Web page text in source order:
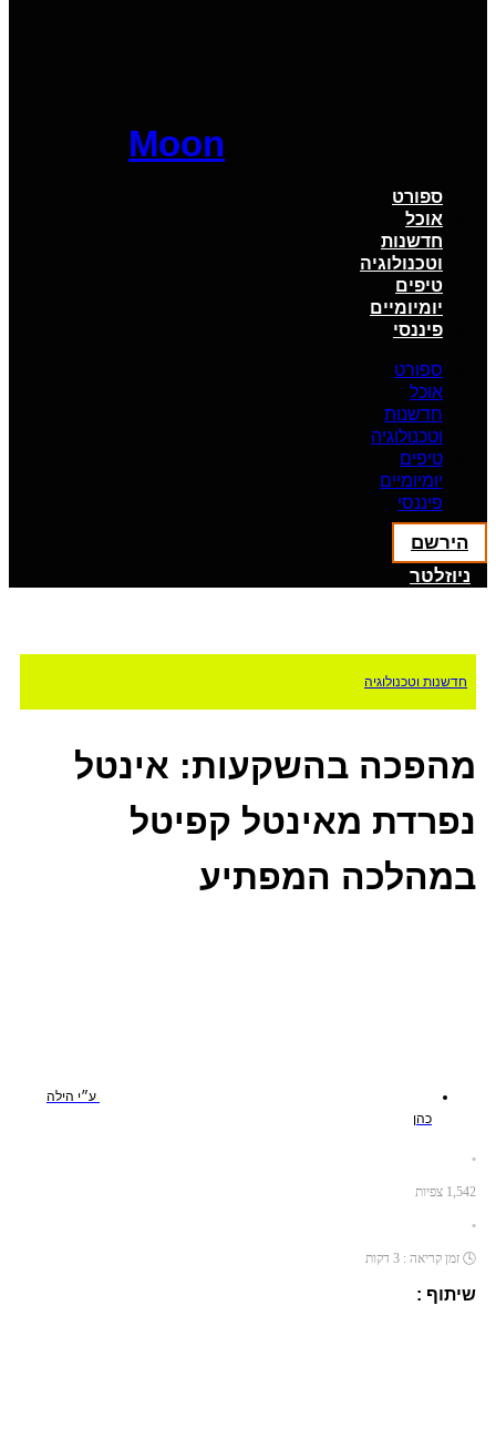
Moon
ספורט
אוכל
חדשנות
וטכנולוגיה
טיפים
יומיומיים
פיננסי
ספורט
אוכל
חדשנות
וטכנולוגיה
טיפים
יומיומיים
פיננסי
הירשם
ניוזלטר
חדשנות וטכנולוגיה
מהפכה בהשקעות: אינטל
נפרדת מאינטל קפיטל
במהלכה המפתיע
ע״י הילה
כהן
•
1,542 צפיות
•
🕓 זמן קריאה : 3 דקות
שיתוף :